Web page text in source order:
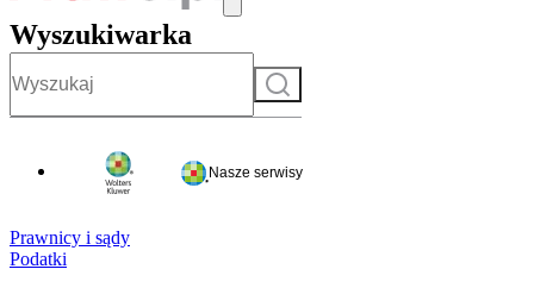
Wyszukiwarka
Szukaj
Nasze serwisy
Prawnicy i sądy
Podatki